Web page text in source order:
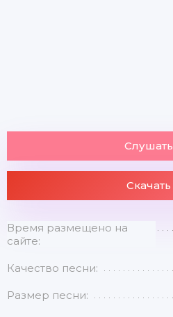
Слушать
Скачать
Время размещено на
сайте:
Качество песни:
Размер песни: